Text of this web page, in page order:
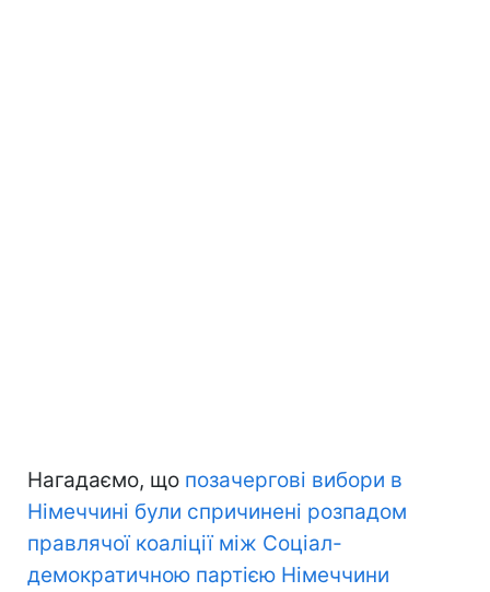
Нагадаємо, що позачергові вибори в
Німеччині були спричинені розпадом
правлячої коаліції між Соціал-
демократичною партією Німеччини